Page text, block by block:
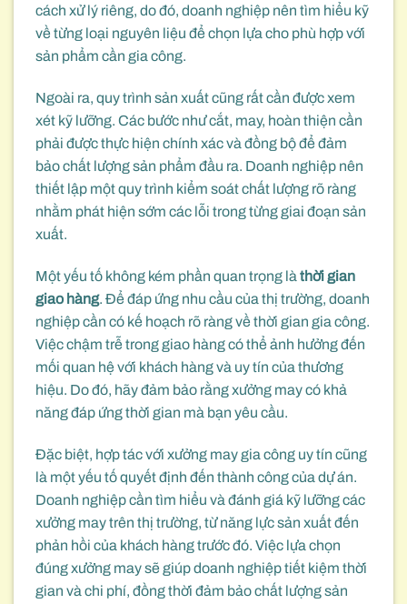
cách xử lý riêng, do đó, doanh nghiệp nên tìm hiểu kỹ
về từng loại nguyên liệu để chọn lựa cho phù hợp với
sản phẩm cần gia công.
Ngoài ra, quy trình sản xuất cũng rất cần được xem
xét kỹ lưỡng. Các bước như cắt, may, hoàn thiện cần
phải được thực hiện chính xác và đồng bộ để đảm
bảo chất lượng sản phẩm đầu ra. Doanh nghiệp nên
thiết lập một quy trình kiểm soát chất lượng rõ ràng
nhằm phát hiện sớm các lỗi trong từng giai đoạn sản
xuất.
Một yếu tố không kém phần quan trọng là thời gian
giao hàng. Để đáp ứng nhu cầu của thị trường, doanh
nghiệp cần có kế hoạch rõ ràng về thời gian gia công.
Việc chậm trễ trong giao hàng có thể ảnh hưởng đến
mối quan hệ với khách hàng và uy tín của thương
hiệu. Do đó, hãy đảm bảo rằng xưởng may có khả
năng đáp ứng thời gian mà bạn yêu cầu.
Đặc biệt, hợp tác với xưởng may gia công uy tín cũng
là một yếu tố quyết định đến thành công của dự án.
Doanh nghiệp cần tìm hiểu và đánh giá kỹ lưỡng các
xưởng may trên thị trường, từ năng lực sản xuất đến
phản hồi của khách hàng trước đó. Việc lựa chọn
đúng xưởng may sẽ giúp doanh nghiệp tiết kiệm thời
gian và chi phí, đồng thời đảm bảo chất lượng sản